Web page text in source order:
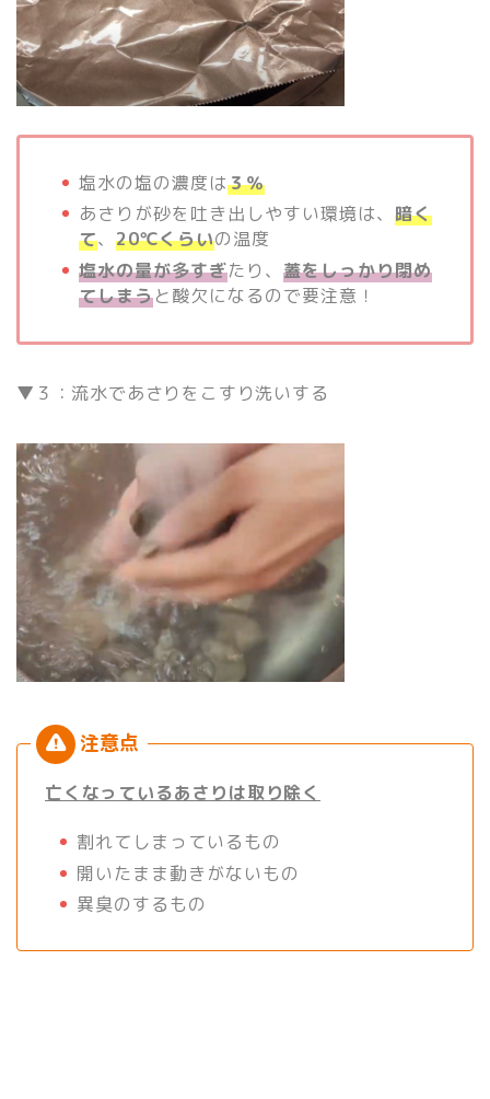
塩水の塩の濃度は３％
あさりが砂を吐き出しやすい環境は、 暗く
て、 20℃くらいの温度
塩水の量が多すぎたり、 蓋をしっかり閉め
てしまうと酸欠になるので要注意！
▼３：流水であさりをこすり洗いする
亡くなっているあさりは取り除く
割れてしまっているもの
開いたまま動きがないもの
異臭のするもの